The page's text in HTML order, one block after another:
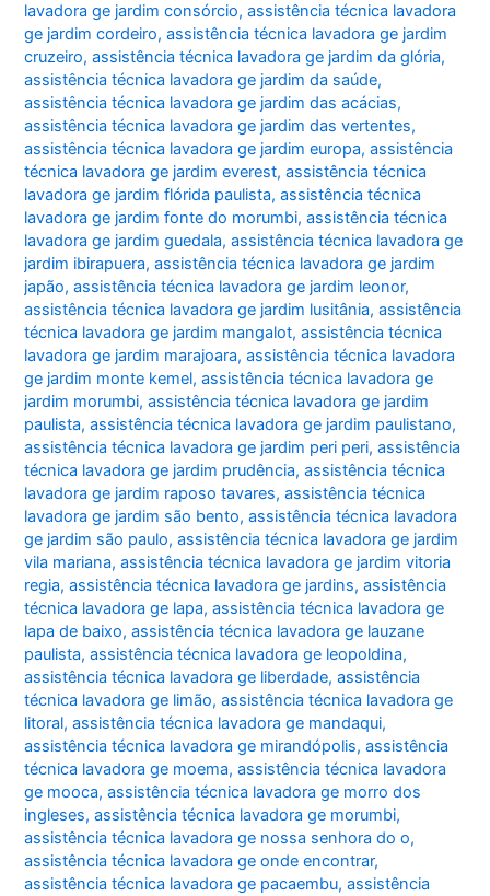
lavadora ge jardim consórcio,assistência técnica lavadora
ge jardim cordeiro,assistência técnica lavadora ge jardim
cruzeiro,assistência técnica lavadora ge jardim da glória,
assistência técnica lavadora ge jardim da saúde,
assistência técnica lavadora ge jardim das acácias,
assistência técnica lavadora ge jardim das vertentes,
assistência técnica lavadora ge jardim europa,assistência
técnica lavadora ge jardim everest,assistência técnica
lavadora ge jardim flórida paulista,assistência técnica
lavadora ge jardim fonte do morumbi,assistência técnica
lavadora ge jardim guedala,assistência técnica lavadora ge
jardim ibirapuera,assistência técnica lavadora ge jardim
japão,assistência técnica lavadora ge jardim leonor,
assistência técnica lavadora ge jardim lusitânia,assistência
técnica lavadora ge jardim mangalot,assistência técnica
lavadora ge jardim marajoara,assistência técnica lavadora
ge jardim monte kemel,assistência técnica lavadora ge
jardim morumbi,assistência técnica lavadora ge jardim
paulista,assistência técnica lavadora ge jardim paulistano,
assistência técnica lavadora ge jardim peri peri,assistência
técnica lavadora ge jardim prudência,assistência técnica
lavadora ge jardim raposo tavares,assistência técnica
lavadora ge jardim são bento,assistência técnica lavadora
ge jardim são paulo,assistência técnica lavadora ge jardim
vila mariana,assistência técnica lavadora ge jardim vitoria
regia,assistência técnica lavadora ge jardins,assistência
técnica lavadora ge lapa,assistência técnica lavadora ge
lapa de baixo,assistência técnica lavadora ge lauzane
paulista,assistência técnica lavadora ge leopoldina,
assistência técnica lavadora ge liberdade,assistência
técnica lavadora ge limão,assistência técnica lavadora ge
litoral,assistência técnica lavadora ge mandaqui,
assistência técnica lavadora ge mirandópolis,assistência
técnica lavadora ge moema,assistência técnica lavadora
ge mooca,assistência técnica lavadora ge morro dos
ingleses,assistência técnica lavadora ge morumbi,
assistência técnica lavadora ge nossa senhora do o,
assistência técnica lavadora ge onde encontrar,
assistência técnica lavadora ge pacaembu,assistência